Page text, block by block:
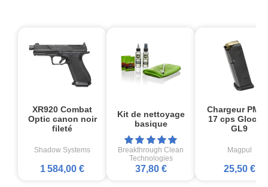
XR920 Combat
Optic canon noir
fileté
Shadow Systems
1 584,00 €
Kit de nettoyage
basique
Breakthrough Clean
Technologies
37,80 €
Chargeur
17 cps
GL9
Magpul
25,50 €